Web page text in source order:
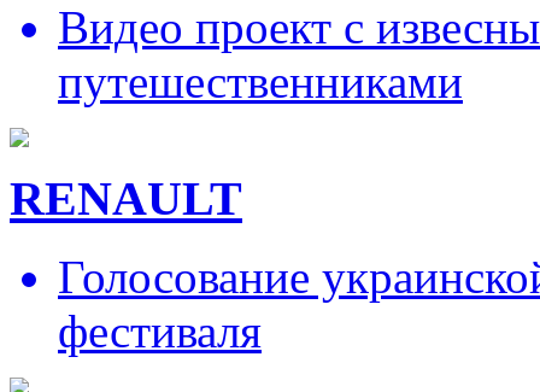
Видео проект с
путешественниками
RENAULT
Голосование
фестиваля